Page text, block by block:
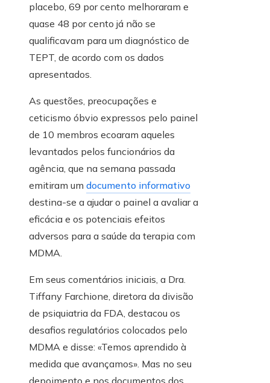
placebo, 69 por cento melhoraram e
quase 48 por cento já não se
qualificavam para um diagnóstico de
TEPT, de acordo com os dados
apresentados.
As questões, preocupações e
ceticismo óbvio expressos pelo painel
de 10 membros ecoaram aqueles
levantados pelos funcionários da
agência, que na semana passada
emitiram um documento informativo
destina-se a ajudar o painel a avaliar a
eficácia e os potenciais efeitos
adversos para a saúde da terapia com
MDMA.
Em seus comentários iniciais, a Dra.
Tiffany Farchione, diretora da divisão
de psiquiatria da FDA, destacou os
desafios regulatórios colocados pelo
MDMA e disse: «Temos aprendido à
medida que avançamos». Mas no seu